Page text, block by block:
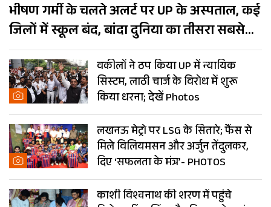
भीषण गर्मी के चलते अलर्ट पर UP के अस्पताल, कई
जिलों में स्कूल बंद, बांदा दुनिया का तीसरा सबसे
गर्म शहर
वकीलों ने ठप किया UP में न्यायिक
सिस्टम, लाठी चार्ज के विरोध में शुरू
किया धरना; देखें Photos
लखनऊ मेट्रो पर LSG के सितारे; फैंस से
मिले विलियमसन और अर्जुन तेंदुलकर,
दिए ‘सफलता के मंत्र’- PHOTOS
काशी विश्वनाथ की शरण में पहुंचे